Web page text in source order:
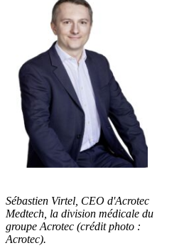
Sébastien Virtel, CEO d'Acrotec
Medtech, la division médicale du
groupe Acrotec (crédit photo :
Acrotec).